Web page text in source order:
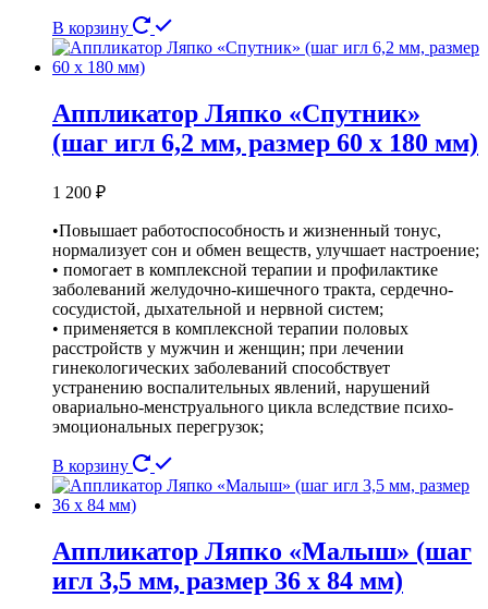
В корзину
Аппликатор Ляпко «Спутник»
(шаг игл 6,2 мм, размер 60 х 180 мм)
1 200 ₽
•Повышает работоспособность и жизненный тонус,
нормализует сон и обмен веществ, улучшает настроение;
• помогает в комплексной терапии и профилактике
заболеваний желудочно-кишечного тракта, сердечно-
сосудистой, дыхательной и нервной систем;
• применяется в комплексной терапии половых
расстройств у мужчин и женщин; при лечении
гинекологических заболеваний способствует
устранению воспалительных явлений, нарушений
овариально-менструального цикла вследствие психо-
эмоциональных перегрузок;
В корзину
Аппликатор Ляпко «Малыш» (шаг
игл 3,5 мм, размер 36 х 84 мм)